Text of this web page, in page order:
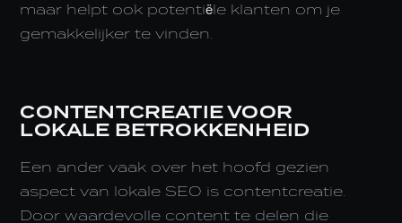
maar helpt ook potentiële klanten om je
gemakkelijker te vinden.
CONTENTCREATIE VOOR
LOKALE BETROKKENHEID
Een ander vaak over het hoofd gezien
aspect van lokale SEO is contentcreatie.
Door waardevolle content te delen die